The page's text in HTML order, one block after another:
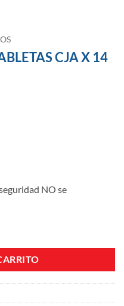
CJA X 14
NO se